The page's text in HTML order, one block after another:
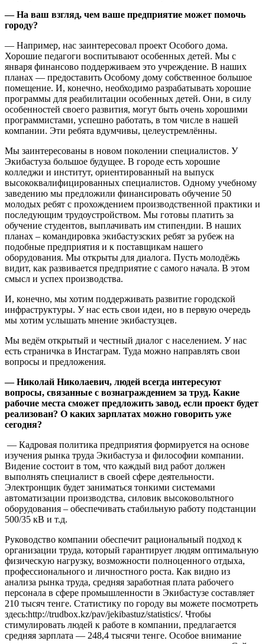
— На ваш взгляд, чем ваше предприятие может помочь
городу?
— Например, нас заинтересовал проект Особого дома.
Хорошие педагоги воспитывают особенных детей. Мы с
января финансово поддерживаем это учреждение. В наших
планах — предоставить Особому дому собственное большое
помещение. И, конечно, необходимо разрабатывать хорошие
программы для реабилитации особенных детей. Они, в силу
особенностей своего развития, могут быть очень хорошими
программистами, успешно работать, в том числе в нашей
компании. Эти ребята вдумчивы, целеустремлённы.
Мы заинтересованы в новом поколении специалистов. У
Экибастуза большое будущее. В городе есть хорошие
колледжи и институт, ориентированный на выпуск
высококвалифицированных специалистов. Одному учебному
заведению мы предложили финансировать обучение 50
молодых ребят с прохождением производственной практики и
последующим трудоустройством. Мы готовы платить за
обучение студентов, выплачивать им стипендии. В наших
планах – командировка экибастузских ребят за рубеж на
подобные предприятия и к поставщикам нашего
оборудования. Мы открыты для диалога. Пусть молодёжь
видит, как развивается предприятие с самого начала. В этом
смысл и успех производства.
И, конечно, мы хотим поддерживать развитие городской
инфраструктуры. У нас есть свои идеи, но в первую очередь
мы хотим услышать мнение экибастузцев.
Мы ведём открытый и честный диалог с населением. У нас
есть страничка в Инстаграм. Туда можно направлять свои
вопросы и предложения.
— Николай Николаевич, людей всегда интересуют
вопросы, связанные с вознаграждением за труд. Какие
рабочие места сможет предложить завод, если проект будет
реализован? О каких зарплатах можно говорить уже
сегодня?
— Кадровая политика предприятия формируется на основе
изучения рынка труда Экибастуза и философии компании.
Видение состоит в том, что каждый вид работ должен
выполнять специалист в своей сфере деятельности.
Электронщик будет заниматься тонкими системами
автоматизации производства, силовик высоковольтного
оборудования – обеспечивать стабильную работу подстанции
500/35 кВ и т.д.
Руководство компании обеспечит рациональный подход к
организации труда, который гарантирует людям оптимальную
физическую нагрузку, возможности полноценного отдыха,
профессионального и личностного роста. Как видно из
анализа рынка труда, средняя заработная плата рабочего
персонала в сфере промышленности в Экибастузе составляет
210 тысяч тенге. Статистику по городу вы можете посмотреть
здесь:http://trudbox.kz/pav/jekibastuz/statistics/. Чтобы
стимулировать людей к работе в компании, предлагается
средняя зарплата — 248,4 тысячи тенге. Особое внимание